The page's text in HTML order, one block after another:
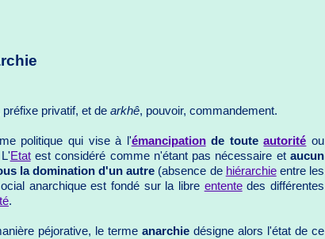
préfixe privatif, et de arkhê, pouvoir, commandement.
politique qui vise à l'émancipationde touteautorité ou
Etatest considéré comme n'étant pas nécessaire etaucun
la domination d'un autre (absence de hiérarchieentre les
anarchique est fondé sur la libre ententedes différentes
.
péjorative, le terme anarchie désigne alors l'état de ce